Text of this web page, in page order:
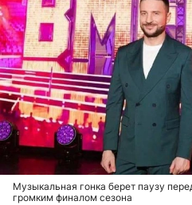
Музыкальная гонка берет паузу
громким финалом сезона